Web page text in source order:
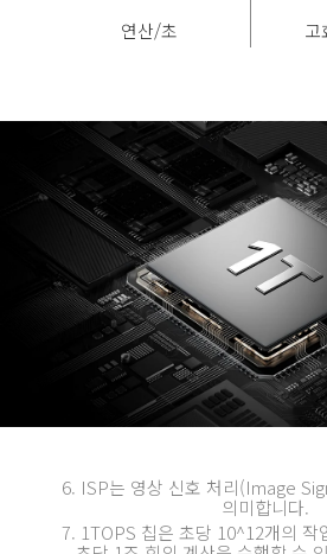
연산/초 고
6. ISP는 영상 신호 처리(Image
의미합니다.
7. 1TOPS 칩은 초당 10^12개의 작